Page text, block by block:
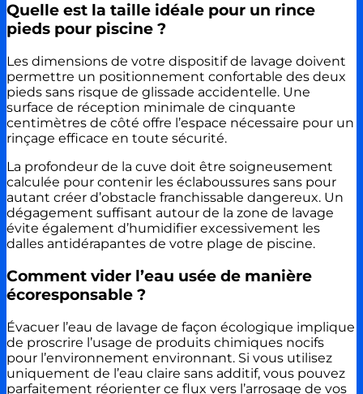
Quelle est la taille idéale pour un rince
pieds pour piscine ?
Les dimensions de votre dispositif de lavage doivent
permettre un positionnement confortable des deux
pieds sans risque de glissade accidentelle. Une
surface de réception minimale de cinquante
centimètres de côté offre l’espace nécessaire pour un
rinçage efficace en toute sécurité.
La profondeur de la cuve doit être soigneusement
calculée pour contenir les éclaboussures sans pour
autant créer d’obstacle franchissable dangereux. Un
dégagement suffisant autour de la zone de lavage
évite également d’humidifier excessivement les
dalles antidérapantes de votre plage de piscine.
Comment vider l’eau usée de manière
écoresponsable ?
Évacuer l’eau de lavage de façon écologique implique
de proscrire l’usage de produits chimiques nocifs
pour l’environnement environnant. Si vous utilisez
uniquement de l’eau claire sans additif, vous pouvez
parfaitement réorienter ce flux vers l’arrosage de vos